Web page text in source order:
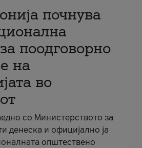
почнува
поодговорно
на
во
со Министерството за
денеска и официјално ја
општествено